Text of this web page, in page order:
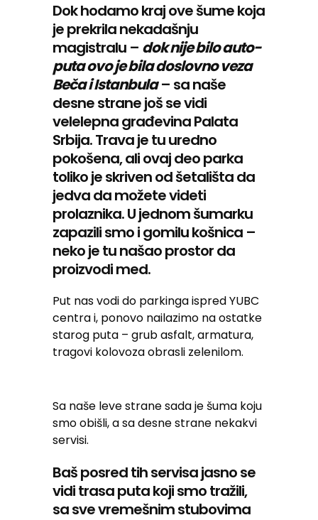
Dok hodamo kraj ove šume koja
je prekrila nekadašnju
magistralu – dok nije bilo auto-
puta ovo je bila doslovno veza
Beča i Istanbula– sa naše
desne strane još se vidi
velelepna građevina Palata
Srbija. Trava je tu uredno
pokošena, ali ovaj deo parka
toliko je skriven od šetališta da
jedva da možete videti
prolaznika. U jednom šumarku
zapazili smo i gomilu košnica –
neko je tu našao prostor da
proizvodi med.
Put nas vodi do parkinga ispred YUBC
centra i, ponovo nailazimo na ostatke
starog puta – grub asfalt, armatura,
tragovi kolovoza obrasli zelenilom.
Sa naše leve strane sada je šuma koju
smo obišli, a sa desne strane nekakvi
servisi.
Baš posred tih servisa jasno se
vidi trasa puta koji smo tražili,
sa sve vremešnim stubovima